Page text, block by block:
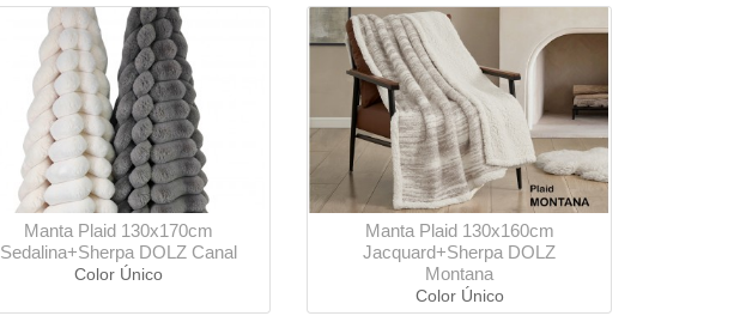
Manta Plaid 130x170cm
Sedalina+Sherpa DOLZ Canal
Color Único
Manta Plaid 130x160cm
Jacquard+Sherpa DOLZ
Montana
Color Único